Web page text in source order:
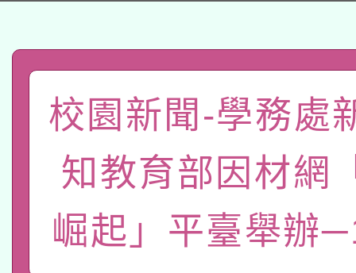
pilot」
有關大陸委員會函釋公
薪期間赴陸應申請許可
轉知經濟部水利署委託
用水績優單位及節水達
動」
115年8月22日(星期六
桃園市孔廟祈福系列
開 智慧啟航」
2026年桃園地景藝術
「2026桃園藝術巡演
轉知教育部國民及學前
校園新聞-學務處
知教育部因材網
崛起」平臺舉辦